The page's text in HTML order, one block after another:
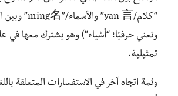
وتعني حرفيًا؛ “أشياء”) وهو يشترك معها في
تمثيلية.
وثمة اتجاه آخر في الاستفسارات المتعلقة